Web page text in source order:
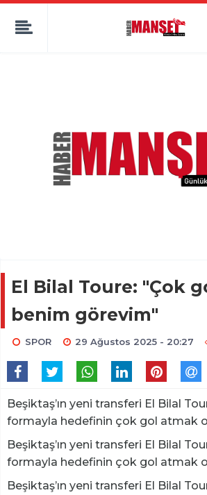
El Bilal Toure: "Çok
benim görevim"
SPOR 29 Ağustos 2025 - 20:27
Beşiktaş’ın yeni transferi El Bilal
formayla hedefinin çok gol atmak
Beşiktaş’ın yeni transferi El Bilal
formayla hedefinin çok gol atmak
Beşiktaş’ın yeni transferi El Bilal